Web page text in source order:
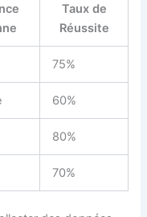
Taux de
Réussite
75%
60%
80%
70%